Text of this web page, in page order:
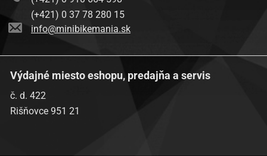
(+421) 0 37 78 280 15
info@minibikemania.sk
Výdajné miesto eshopu, predajňa a servis
č. d. 422
Rišňovce 951 21